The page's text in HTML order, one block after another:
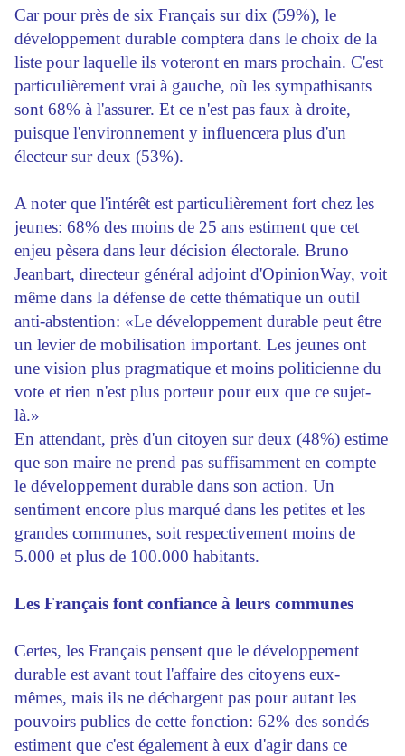
Car pour près de six Français sur dix (59%), le
développement durable comptera dans le choix de la
liste pour laquelle ils voteront en mars prochain. C'est
particulièrement vrai à gauche, où les sympathisants
sont 68% à l'assurer. Et ce n'est pas faux à droite,
puisque l'environnement y influencera plus d'un
électeur sur deux (53%).
A noter que l'intérêt est particulièrement fort chez les
jeunes: 68% des moins de 25 ans estiment que cet
enjeu pèsera dans leur décision électorale. Bruno
Jeanbart, directeur général adjoint d'OpinionWay, voit
même dans la défense de cette thématique un outil
anti-abstention: «Le développement durable peut être
un levier de mobilisation important. Les jeunes ont
une vision plus pragmatique et moins politicienne du
vote et rien n'est plus porteur pour eux que ce sujet-
là.»
En attendant, près d'un citoyen sur deux (48%) estime
que son maire ne prend pas suffisamment en compte
le développement durable dans son action. Un
sentiment encore plus marqué dans les petites et les
grandes communes, soit respectivement moins de
5.000 et plus de 100.000 habitants.
Les Français font confiance à leurs communes
Certes, les Français pensent que le développement
durable est avant tout l'affaire des citoyens eux-
mêmes, mais ils ne déchargent pas pour autant les
pouvoirs publics de cette fonction: 62% des sondés
estiment que c'est également à eux d'agir dans ce